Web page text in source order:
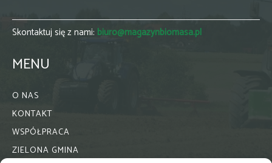
Skontaktuj się z nami: biuro@magazynbiomasa.pl
MENU
O NAS
KONTAKT
WSPÓŁPRACA
ZIELONA GMINA